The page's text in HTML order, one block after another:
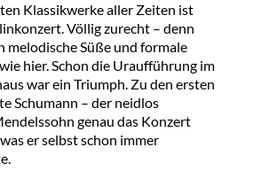
Klassikwerke aller Zeiten ist
Völlig zurecht – denn
melodische Süße und formale
hier. Schon die Uraufführung im
war ein Triumph. Zu den ersten
Schumann – der neidlos
genau das Konzert
er selbst schon immer